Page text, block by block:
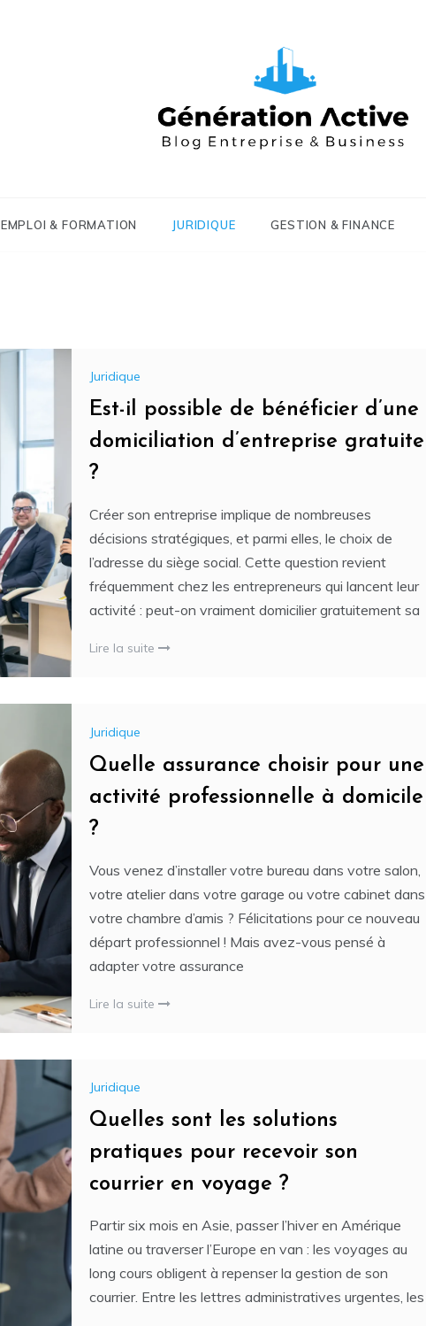
EMPLOI & FORMATION JURIDIQUE GESTION & FINANCE
Juridique
Est-il possible de bénéficier d’une
domiciliation d’entreprise gratuite
?
Créer son entreprise implique de nombreuses
décisions stratégiques, et parmi elles, le choix de
l’adresse du siège social. Cette question revient
fréquemment chez les entrepreneurs qui lancent leur
activité : peut-on vraiment domicilier gratuitement sa
Lire la suite
Juridique
Quelle assurance choisir pour une
activité professionnelle à domicile
?
Vous venez d’installer votre bureau dans votre salon,
votre atelier dans votre garage ou votre cabinet dans
votre chambre d’amis ? Félicitations pour ce nouveau
départ professionnel ! Mais avez-vous pensé à
adapter votre assurance
Lire la suite
Juridique
Quelles sont les solutions
pratiques pour recevoir son
courrier en voyage ?
Partir six mois en Asie, passer l’hiver en Amérique
latine ou traverser l’Europe en van : les voyages au
long cours obligent à repenser la gestion de son
courrier. Entre les lettres administratives urgentes, les